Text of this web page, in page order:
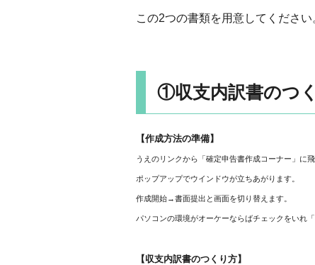
この2つの書類を用意してくだ
①収支内訳書のつ
【作成方法の準備】
うえのリンクから「確定申告書作成コーナー」に飛
ポップアップでウインドウが立ちあがります。
作成開始→書面提出と画面を切り替えます。
パソコンの環境がオーケーならばチェックをいれ
【収支内訳書のつくり方】